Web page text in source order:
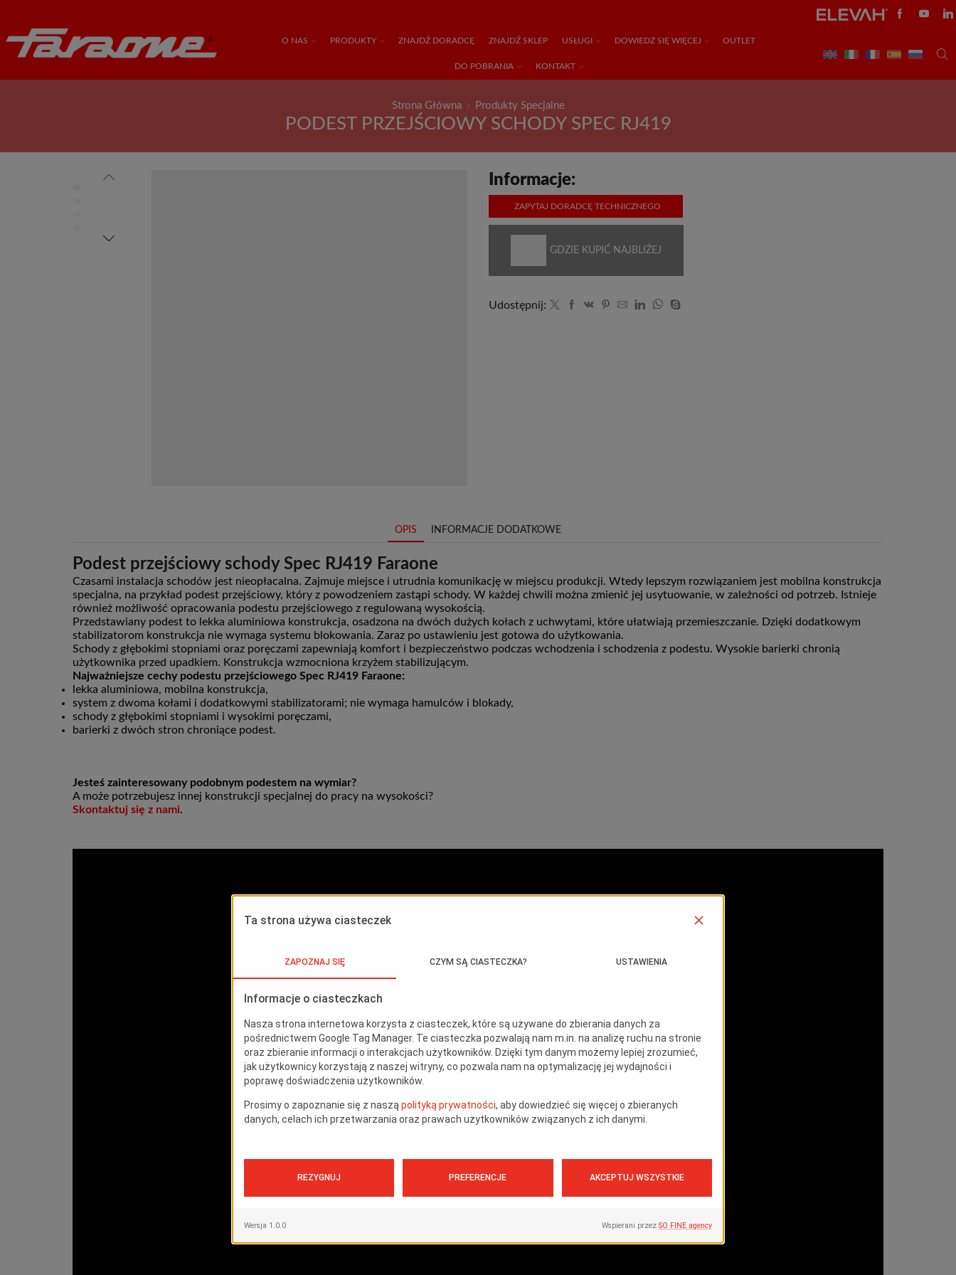
O NAS PRODUKTY ZNAJDŹ DORADCĘ ZNAJDŹ SKLEP USŁUGI DOWIEDZ SIĘ WIĘCEJ OUTLET
DO POBRANIA KONTAKT
Strona Główna Produkty Specjalne
PODEST PRZEJŚCIOWY SCHODY SPEC RJ419
Informacje:
ZAPYTAJ DORADCĘ TECHNICZNEGO
GDZIE KUPIĆ NAJBLIŻEJ
Udostępnij:
OPIS INFORMACJE DODATKOWE
Podest przejściowy schody Spec RJ419 Faraone
Czasami instalacja schodów jest nieopłacalna. Zajmuje miejsce i utrudnia komunikację w miejscu produkcji. Wtedy lepszym rozwiązaniem jest mobilna konstrukcja
specjalna, na przykład podest przejściowy, który z powodzeniem zastąpi schody. W każdej chwili można zmienić jej usytuowanie, w zależności od potrzeb. Istnieje
również możliwość opracowania podestu przejściowego z regulowaną wysokością.
Przedstawiany podest to lekka aluminiowa konstrukcja, osadzona na dwóch dużych kołach z uchwytami, które ułatwiają przemieszczanie. Dzięki dodatkowym
stabilizatorom konstrukcja nie wymaga systemu blokowania. Zaraz po ustawieniu jest gotowa do użytkowania.
Schody z głębokimi stopniami oraz poręczami zapewniają komfort i bezpieczeństwo podczas wchodzenia i schodzenia z podestu. Wysokie barierki chronią
użytkownika przed upadkiem. Konstrukcja wzmocniona krzyżem stabilizującym.
Najważniejsze cechy podestu przejściowego Spec RJ419 Faraone:
lekka aluminiowa, mobilna konstrukcja,
system z dwoma kołami i dodatkowymi stabilizatorami; nie wymaga hamulców i blokady,
schody z głębokimi stopniami i wysokimi poręczami,
barierki z dwóch stron chroniące podest.
Jesteś zainteresowany podobnym podestem na wymiar?
A może potrzebujesz innej konstrukcji specjalnej do pracy na wysokości?
Skontaktuj się z nami.